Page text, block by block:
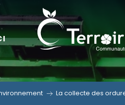
La collecte des